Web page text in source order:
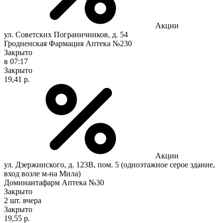
Акции
ул. Советских Пограничников, д. 54
Гродненская Фармация Аптека №230
Закрыто
в 07:17
Закрыто
19,41 р.
Акции
ул. Дзержинского, д. 123В, пом. 5 (одноэтажное серое здание,
вход возле м-на Мила)
Доминантафарм Аптека №30
Закрыто
2 шт. вчера
Закрыто
19,55 р.